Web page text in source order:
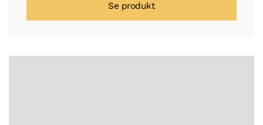
Se produkt